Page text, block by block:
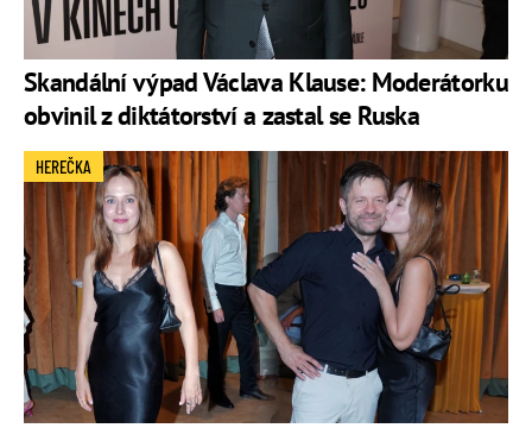
Skandální výpad Václava Klause: Moderátorku
obvinil z diktátorství a zastal se Ruska
HEREČKA